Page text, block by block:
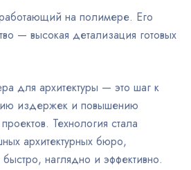
на полимере. Его
— высокая детализация готовых
для архитектуры — это шаг к
издержек и повышению
Технология стала
архитектурных бюро,
наглядно и эффективно.